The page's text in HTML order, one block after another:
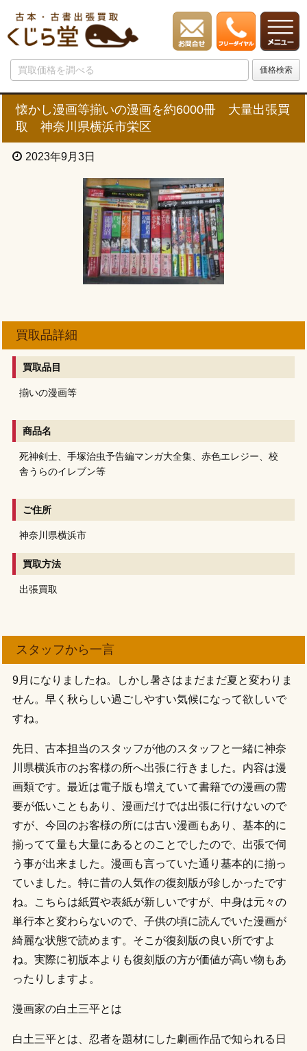
懐かし漫画等揃いの漫画を約6000冊 大量出張買
取 神奈川県横浜市栄区
2023年9月3日
買取品詳細
買取品目
揃いの漫画等
商品名
死神剣士、手塚治虫予告編マンガ大全集、赤色エレジー、校
舎うらのイレブン等
ご住所
神奈川県横浜市
買取方法
出張買取
スタッフから一言
9月になりましたね。しかし暑さはまだまだ夏と変わりま
せん。早く秋らしい過ごしやすい気候になって欲しいで
すね。
先日、古本担当のスタッフが他のスタッフと一緒に神奈
川県横浜市のお客様の所へ出張に行きました。内容は漫
画類です。最近は電子版も増えていて書籍での漫画の需
要が低いこともあり、漫画だけでは出張に行けないので
すが、今回のお客様の所には古い漫画もあり、基本的に
揃ってて量も大量にあるとのことでしたので、出張で伺
う事が出来ました。漫画も言っていた通り基本的に揃っ
ていました。特に昔の人気作の復刻版が珍しかったです
ね。こちらは紙質や表紙が新しいですが、中身は元々の
単行本と変わらないので、子供の頃に読んでいた漫画が
綺麗な状態で読めます。そこが復刻版の良い所ですよ
ね。実際に初版本よりも復刻版の方が価値が高い物もあ
ったりしますよ。
漫画家の白土三平とは
白土三平とは、忍者を題材にした劇画作品で知られる日